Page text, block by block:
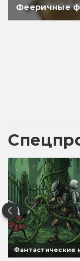
Фееричные
Фантастические